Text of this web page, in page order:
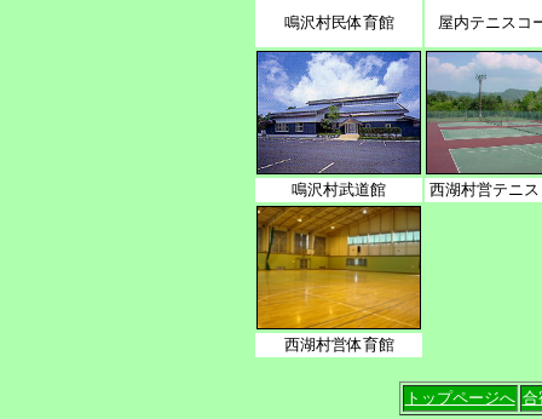
鳴沢村民体育館 屋内テニスコ
鳴沢村武道館 西湖村営テニ
西湖村営体育館
トップページへ 合